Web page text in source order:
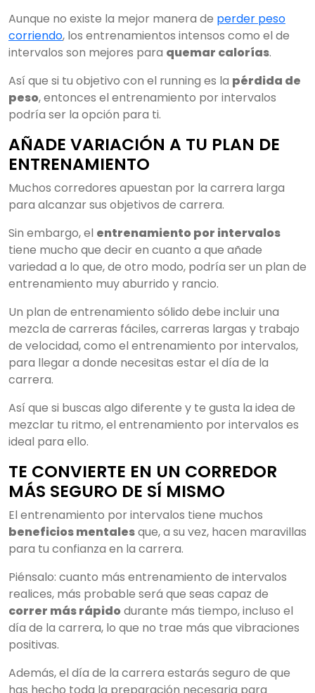
Aunque no existe la mejor manera de perder peso
corriendo, los entrenamientos intensos como el de
intervalos son mejores para quemar calorías.
Así que si tu objetivo con el running es la pérdida de
peso, entonces el entrenamiento por intervalos
podría ser la opción para ti.
AÑADE VARIACIÓN A TU PLAN DE
ENTRENAMIENTO
Muchos corredores apuestan por la carrera larga
para alcanzar sus objetivos de carrera.
Sin embargo, el entrenamiento por intervalos
tiene mucho que decir en cuanto a que añade
variedad a lo que, de otro modo, podría ser un plan de
entrenamiento muy aburrido y rancio.
Un plan de entrenamiento sólido debe incluir una
mezcla de carreras fáciles, carreras largas y trabajo
de velocidad, como el entrenamiento por intervalos,
para llegar a donde necesitas estar el día de la
carrera.
Así que si buscas algo diferente y te gusta la idea de
mezclar tu ritmo, el entrenamiento por intervalos es
ideal para ello.
TE CONVIERTE EN UN CORREDOR
MÁS SEGURO DE SÍ MISMO
El entrenamiento por intervalos tiene muchos
beneficios mentalesque, a su vez, hacen maravillas
para tu confianza en la carrera.
Piénsalo: cuanto más entrenamiento de intervalos
realices, más probable será que seas capaz de
correr más rápido durante más tiempo, incluso el
día de la carrera, lo que no trae más que vibraciones
positivas.
Además, el día de la carrera estarás seguro de que